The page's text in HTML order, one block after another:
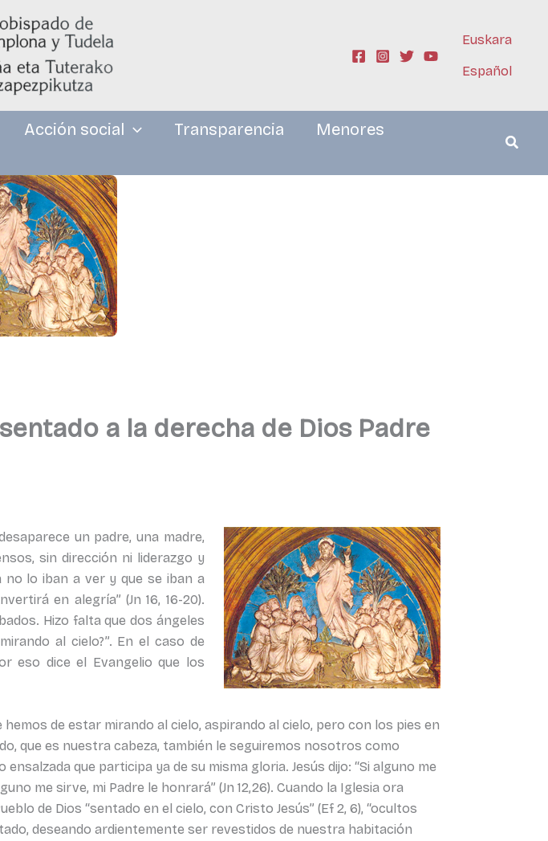
Euskara
Español
Acción social Transparencia
Menores
a la derecha de Dios Padre
un padre, una madre,
sin dirección ni liderazgo y
lo iban a ver y que se iban a
en alegría” (Jn 16, 16-20).
Hizo falta que dos ángeles
al cielo?”. En el caso de
eso dice el Evangelio que los
de estar mirando al cielo, aspirando al cielo, pero con los pies en
que es nuestra cabeza, también le seguiremos nosotros como
que participa ya de su misma gloria. Jesús dijo: “Si alguno me
me sirve, mi Padre le honrará” (Jn 12,26). Cuando la Iglesia ora
de Dios “sentado en el cielo, con Cristo Jesús” (Ef 2, 6), “ocultos
deseando ardientemente ser revestidos de nuestra habitación